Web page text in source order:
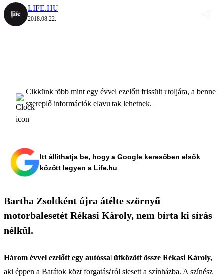
LIFE.HU
2018.08.22.
Cikkünk több mint egy évvel ezelőtt frissült utoljára, a benne
szereplő információk elavultak lehetnek.
Itt állíthatja be, hogy a Google keresőben elsők
között legyen a Life.hu
Bartha Zsoltként újra átélte szörnyű
motorbalesetét Rékasi Károly, nem bírta ki sírás
nélkül.
Három évvel ezelőtt egy autóssal ütközött össze Rékasi Károly,
aki éppen a Barátok közt forgatásáról siesett a színházba. A színész